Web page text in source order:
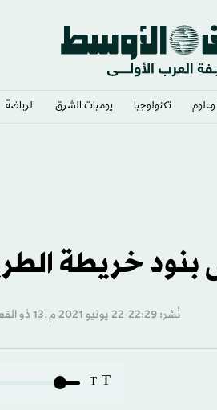
تكنولوجيا يوميات الشرق​ الرياضة
بنود خريطة
نُشر: 22:29-22 يونيو 2021 م ـ 13 ذو القِعدة 1442 هـ
T
T